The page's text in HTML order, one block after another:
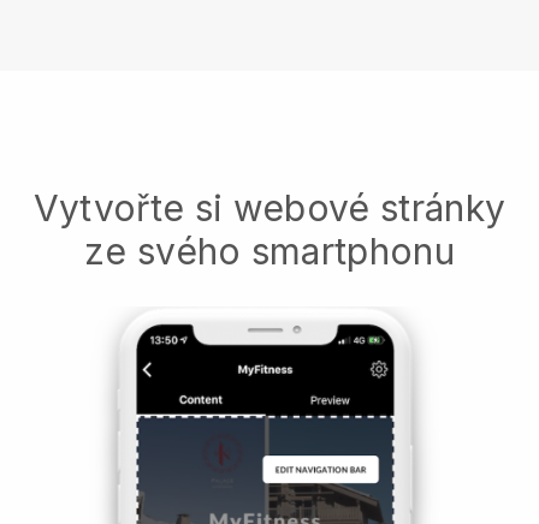
Vytvořte si webové stránky
ze svého smartphonu